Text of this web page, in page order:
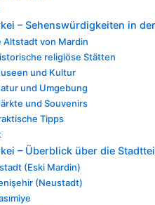
– Sehenswürdigkeiten in
Altstadt von Mardin
religiöse Stätten
und Kultur
und Umgebung
und Souvenirs
Tipps
– Überblick über die
(Eski Mardin)
(Neustadt)